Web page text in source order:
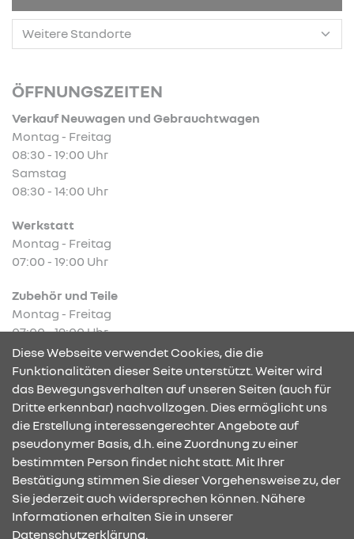
ÖFFNUNGSZEITEN
Verkauf Neuwagen und Gebrauchtwagen
Montag - Freitag
08:30 - 19:00 Uhr
Samstag
08:30 - 14:00 Uhr
Werkstatt
Montag - Freitag
07:00 - 19:00 Uhr
Zubehör und Teile
Montag - Freitag
07:00 - 19:00 Uhr
KONTAKT & ANFAHRT
ÖFFNUNGSZEITEN
Diese Webseite verwendet Cookies, die die
Funktionalitäten dieser Seite unterstützt. Weiter wird
das Bewegungsverhalten auf unseren Seiten (auch für
Dritte erkennbar) nachvollzogen. Dies ermöglicht uns
die Erstellung interessengerechter Angebote auf
pseudonymer Basis, d.h. eine Zuordnung zu einer
bestimmten Person findet nicht statt. Mit Ihrer
Bestätigung stimmen Sie dieser Vorgehensweise zu, der
Sie jederzeit auch widersprechen können. Nähere
Informationen erhalten Sie in unserer
Datenschutzerklärung.